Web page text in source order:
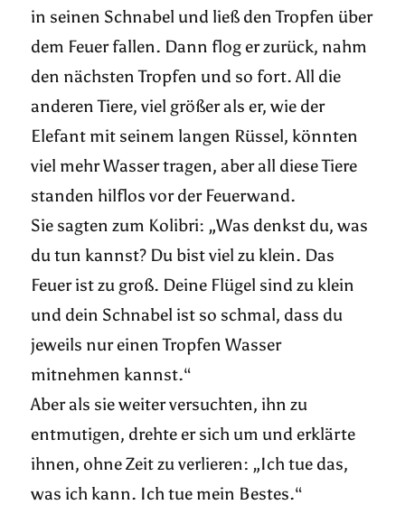
in seinen Schnabel und ließ den Tropfen über
dem Feuer fallen. Dann flog er zurück, nahm
den nächsten Tropfen und so fort. All die
anderen Tiere, viel größer als er, wie der
Elefant mit seinem langen Rüssel, könnten
viel mehr Wasser tragen, aber all diese Tiere
standen hilflos vor der Feuerwand.
Sie sagten zum Kolibri: „Was denkst du, was
du tun kannst? Du bist viel zu klein. Das
Feuer ist zu groß. Deine Flügel sind zu klein
und dein Schnabel ist so schmal, dass du
jeweils nur einen Tropfen Wasser
mitnehmen kannst.“
Aber als sie weiter versuchten, ihn zu
entmutigen, drehte er sich um und erklärte
ihnen, ohne Zeit zu verlieren: „Ich tue das,
was ich kann. Ich tue mein Bestes.“